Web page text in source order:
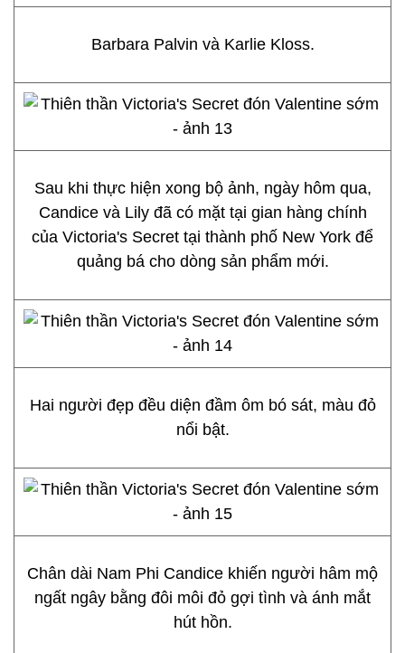
Barbara Palvin và Karlie Kloss.
Sau khi thực hiện xong bộ ảnh, ngày hôm qua,
Candice và Lily đã có mặt tại gian hàng chính
của Victoria's Secret tại thành phố New York để
quảng bá cho dòng sản phẩm mới.
Hai người đẹp đều diện đầm ôm bó sát, màu đỏ
nổi bật.
Chân dài Nam Phi Candice khiến người hâm mộ
ngất ngây bằng đôi môi đỏ gợi tình và ánh mắt
hút hồn.